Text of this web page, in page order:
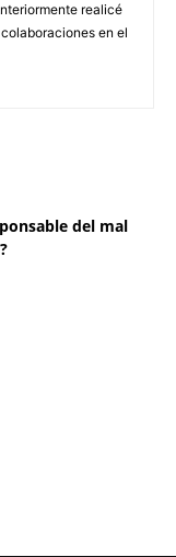
realicé
en el
del mal